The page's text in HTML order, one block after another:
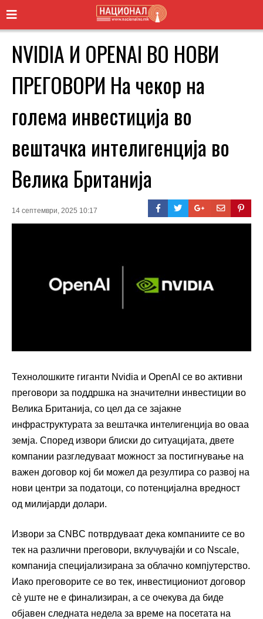
NVIDIA И OPENAI ВО НОВИ
ПРЕГОВОРИ На чекор на
голема инвестиција во
вештачка интелигенција во
Велика Британија
14 септември, 2025 10:17
Технолошките гиганти Nvidia и OpenAI се во активни
преговори за поддршка на значителни инвестиции во
Велика Британија, со цел да се зајакне
инфраструктурата за вештачка интелигенција во оваа
земја. Според извори блиски до ситуацијата, двете
компании разгледуваат можност за постигнување на
важен договор кој би можел да резултира со развој на
нови центри за податоци, со потенцијална вредност
од милијарди долари.
Извори за CNBC потврдуваат дека компаниите се во
тек на различни преговори, вклучувајќи и со Nscale,
компанија специјализирана за облачно компјутерство.
Иако преговорите се во тек, инвестициониот договор
сè уште не е финализиран, а се очекува да биде
објавен следната недела за време на посетата на